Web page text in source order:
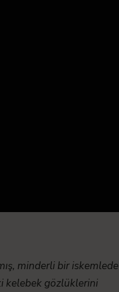
minderli bir iskemlede
kelebek gözlüklerini